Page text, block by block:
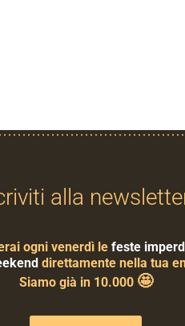
alla
ogni venerdì le feste
direttamente nella tua
Siamo già in 10.000 🤩